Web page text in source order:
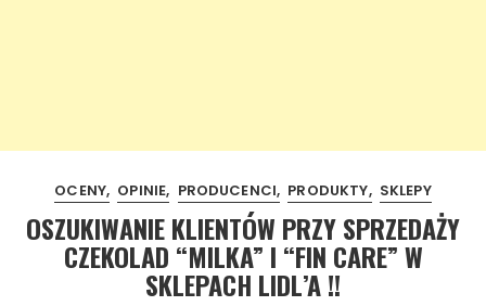
OCENY OPINIE PRODUCENCI PRODUKTY SKLEPY
OSZUKIWANIE KLIENTÓW PRZY SPRZEDAŻY
CZEKOLAD “MILKA” I “FIN CARE” W
SKLEPACH LIDL’A !!